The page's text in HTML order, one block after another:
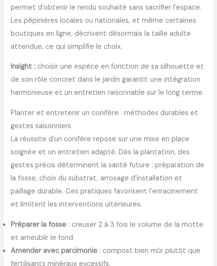
permet d’obtenir le rendu souhaité sans sacrifier l’espace.
Les pépinières locales ou nationales, et même certaines
boutiques en ligne, décrivent désormais la taille adulte
attendue, ce qui simplifie le choix.
Insight : choisir une espèce en fonction de sa silhouette et
de son rôle concret dans le jardin garantit une intégration
harmonieuse et un entretien raisonnable sur le long terme.
Planter et entretenir un conifère : méthodes durables et
gestes saisonniers
La réussite d’un conifère repose sur une mise en place
soignée et un entretien adapté. Dès la plantation, des
gestes précis déterminent la santé future : préparation de
la fosse, choix du substrat, arrosage d’installation et
paillage durable. Ces pratiques favorisent l’enracinement
et limitent les interventions ultérieures.
Préparer la fosse : creuser 2 à 3 fois le volume de la motte
et ameublir le fond.
Amender avec parcimonie : compost bien mûr plutôt que
fertilisants minéraux excessifs.